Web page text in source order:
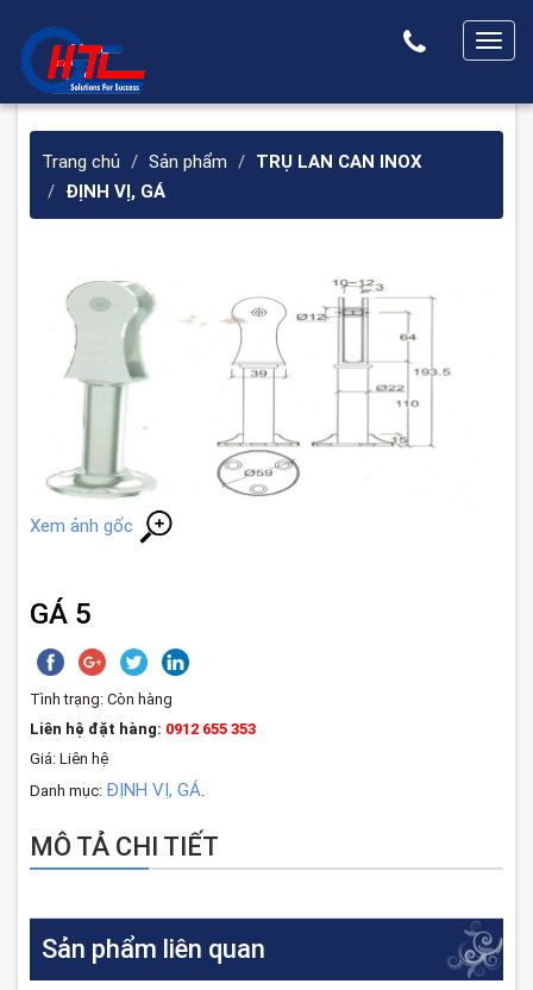
T
g
g
n
Trang chủ Sản phẩm
TRỤ LAN CAN INOX
ĐỊNH VỊ, GÁ
Xem ảnh gốc
GÁ 5
Tình trạng: Còn hàng
Liên hệ đặt hàng: 0912 655 353
Giá: Liên hệ
Danh mục: ĐỊNH VỊ, GÁ.
MÔ TẢ CHI TIẾT
Sản phẩm liên quan